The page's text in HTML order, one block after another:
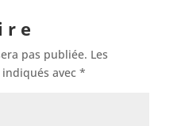
pas publiée. Les
avec *